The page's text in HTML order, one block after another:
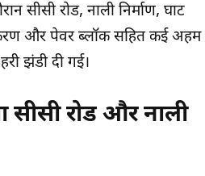
सीसी रोड, नाली निर्माण, घाट
और पेवर ब्लॉक सहित कई अहम
झंडी दी गई।
सीसी रोड और नाली